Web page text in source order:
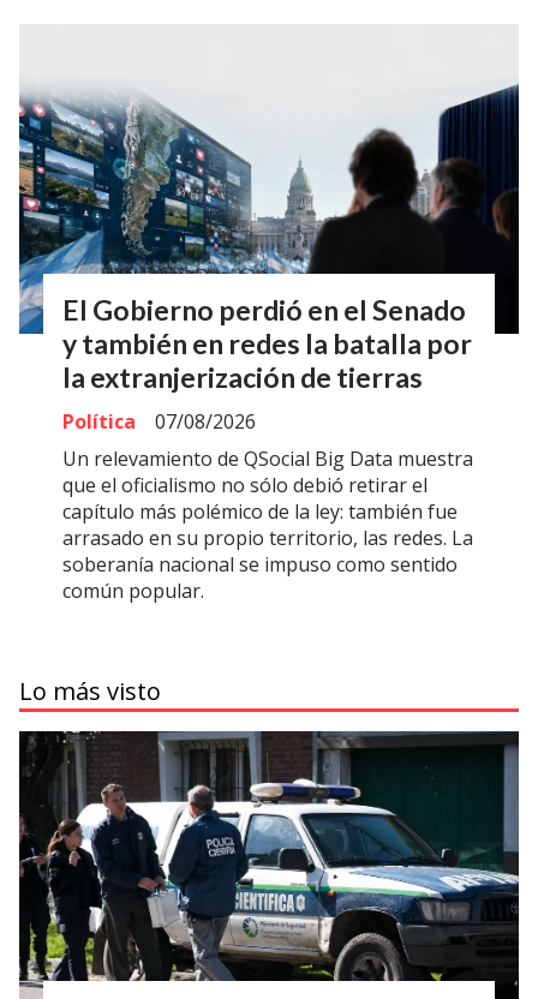
El Gobierno perdió en el Senado
y también en redes la batalla por
la extranjerización de tierras
Política
07/08/2026
Un relevamiento de QSocial Big Data muestra
que el oficialismo no sólo debió retirar el
capítulo más polémico de la ley: también fue
arrasado en su propio territorio, las redes. La
soberanía nacional se impuso como sentido
común popular.
Lo más visto